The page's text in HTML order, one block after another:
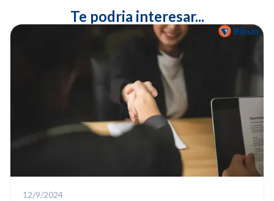
Te podria interesar...
12/9/2024